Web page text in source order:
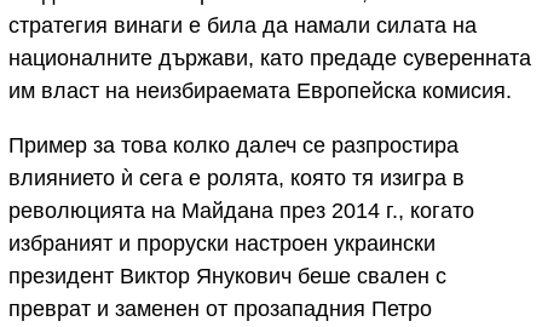
стратегия винаги е била да намали силата на
националните държави, като предаде суверенната
им власт на неизбираемата Европейска комисия.
Пример за това колко далеч се разпростира
влиянието ѝ сега е ролята, която тя изигра в
революцията на Майдана през 2014 г., когато
избраният и проруски настроен украински
президент Виктор Янукович беше свален с
преврат и заменен от прозападния Петро